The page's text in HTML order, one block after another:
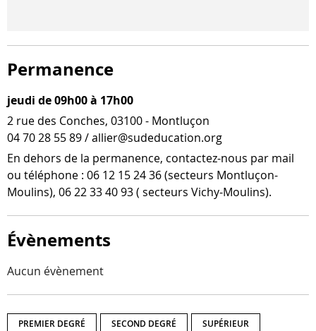
Permanence
jeudi de 09h00 à 17h00
2 rue des Conches, 03100 - Montluçon
04 70 28 55 89 / allier@sudeducation.org
En dehors de la per­ma­nence, contactez-​nous par mail
ou télé­phone : 06 12 15 24 36 (sec­teurs Montluçon-​
Moulins), 06 22 33 40 93 ( sec­teurs Vichy-Moulins).
Évènements
Aucun évènement
PREMIER DEGRÉ SECOND DEGRÉ SUPÉRIEUR